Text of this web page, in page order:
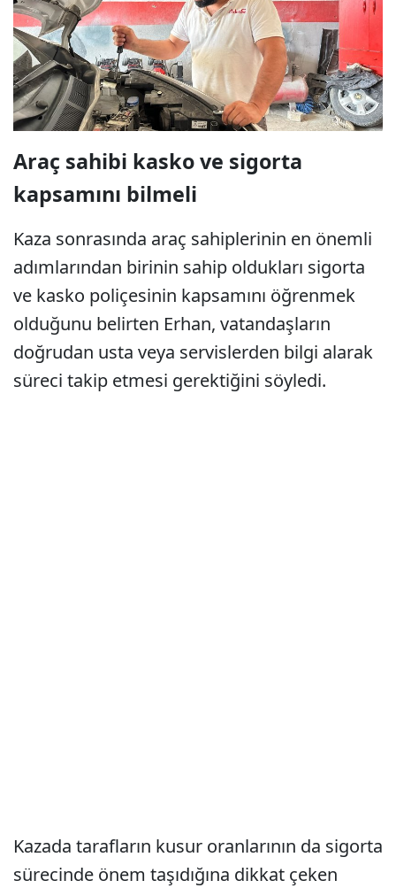
Araç sahibi kasko ve sigorta
kapsamını bilmeli
Kaza sonrasında araç sahiplerinin en önemli
adımlarından birinin sahip oldukları sigorta
ve kasko poliçesinin kapsamını öğrenmek
olduğunu belirten Erhan, vatandaşların
doğrudan usta veya servislerden bilgi alarak
süreci takip etmesi gerektiğini söyledi.
Kazada tarafların kusur oranlarının da sigorta
sürecinde önem taşıdığına dikkat çeken